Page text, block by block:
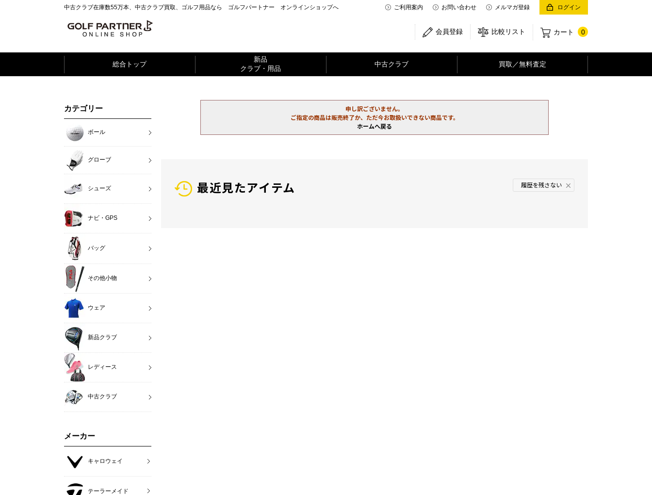
中古クラブ在庫数55万本、中古クラブ買取、ゴルフ用品なら ゴルフパートナー オンラインショップへ ご利用案内 お問い合わせ メルマガ登録 ログイン
カート 0
比較リスト
会員登録
総合トップ
新品
クラブ・用品
中古クラブ 買取／無料査定
申し訳ございません。
ご指定の商品は販売終了か、ただ今お取扱いできない商品です。
ホームへ戻る
最近見たアイテム 履歴を残さない
カテゴリー
ボール
グローブ
シューズ
ナビ・GPS
バッグ
その他小物
ウェア
新品クラブ
レディース
中古クラブ
メーカー
キャロウェイ
テーラーメイド